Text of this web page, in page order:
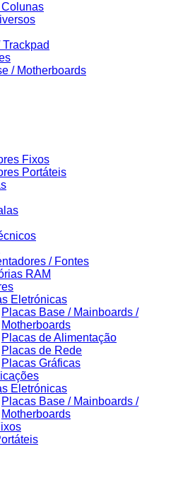
/ Motherboards
Fixos
Portáteis
/ Fontes
RAM
Eletrónicas
Placas Base / Mainboards /
Motherboards
Placas de Alimentação
Placas de Rede
Placas Gráficas
Eletrónicas
Placas Base / Mainboards /
Motherboards